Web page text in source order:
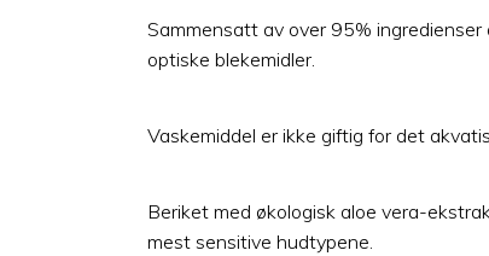
Sammensatt av over 95%
optiske blekemidler.
Vaskemiddel er ikke giftig for det
Beriket med økologisk aloe vera-
mest sensitive hudtypene.